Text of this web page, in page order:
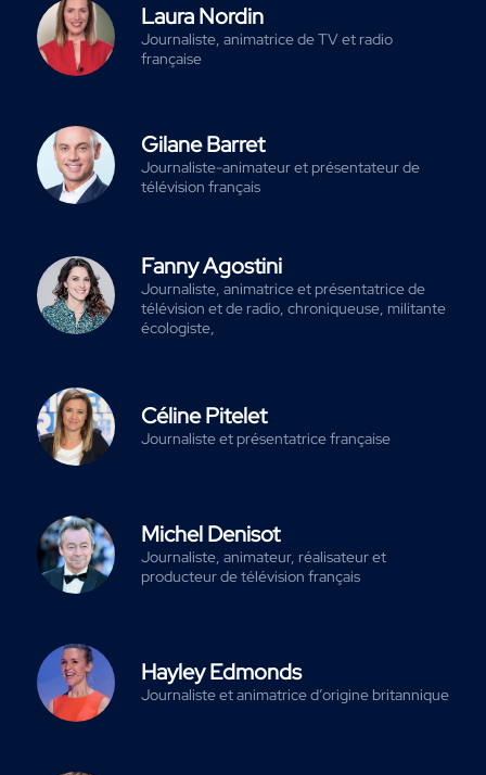
Laura Nordin
Journaliste, animatrice de TV et radio
française
Gilane Barret
Journaliste-animateur et présentateur de
télévision français
Fanny Agostini
Journaliste, animatrice et présentatrice de
télévision et de radio, chroniqueuse, militante
écologiste,
Céline Pitelet
Journaliste et présentatrice française
Michel Denisot
Journaliste, animateur, réalisateur et
producteur de télévision français
Hayley Edmonds
Journaliste et animatrice d’origine britannique